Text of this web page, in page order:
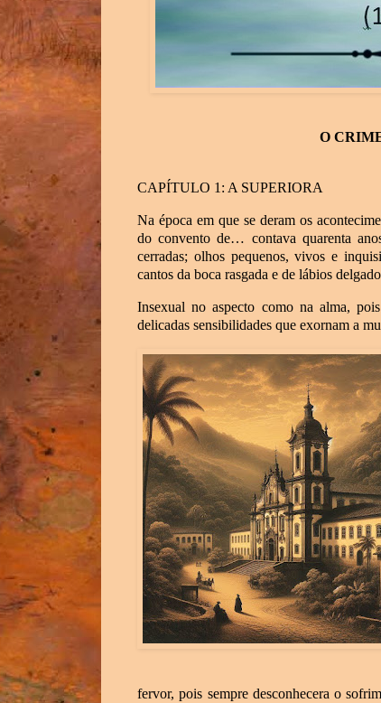
O
CAPÍTULO 1: A SUPERIORA
Na época em que se deram os
do convento de… contava quarenta
cerradas; olhos pequenos, vivos e
cantos da boca rasgada e de lábios
Insexual no aspecto como na alma,
delicadas sensibilidades que exornam a
fervor, pois sempre desconhecera o